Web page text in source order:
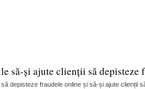
să-și ajute clienții să depisteze
depisteze fraudele online și să-și ajute clienții